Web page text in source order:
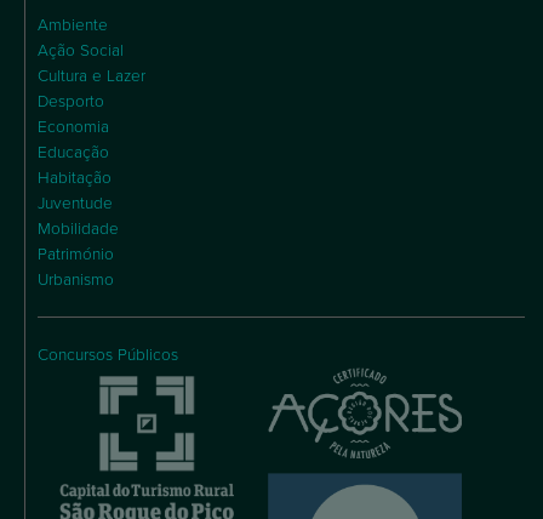
Ambiente
Ação Social
Cultura e Lazer
Desporto
Economia
Educação
Habitação
Juventude
Mobilidade
Património
Urbanismo
Concursos Públicos